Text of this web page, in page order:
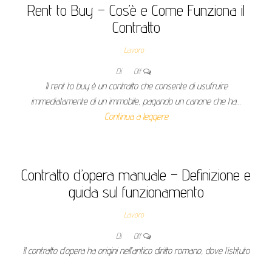
Rent to Buy – Cos’è e Come Funziona il
Contratto
Lavoro
Di Off
Il rent to buy è un contratto che consente di usufruire
immediatamente di un immobile, pagando un canone che ha…
Continua a leggere
Contratto d’opera manuale – Definizione e
guida sul funzionamento
Lavoro
Di Off
Il contratto d’opera ha origini nell’antico diritto romano, dove l’istituto